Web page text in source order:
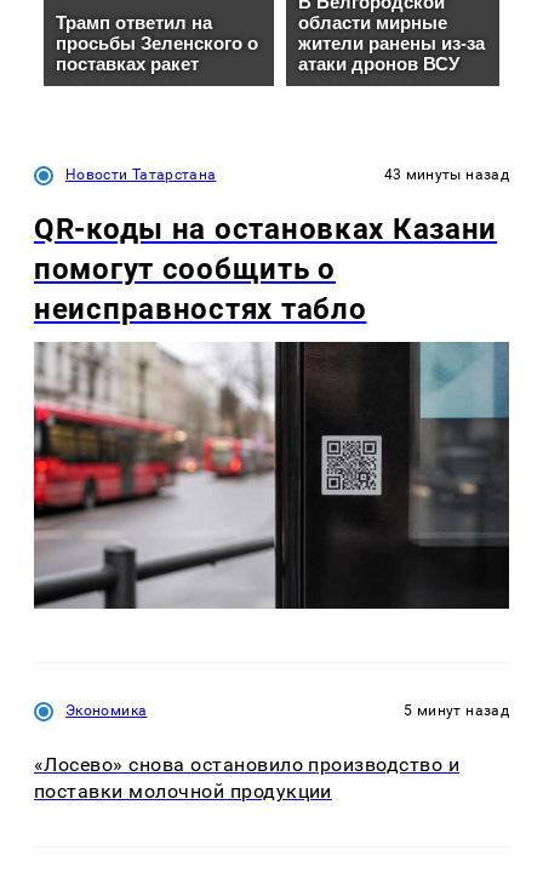
Новости Татарстана 43 минуты назад
QR-коды на остановках Казани
помогут сообщить о
неисправностях табло
Экономика 5 минут назад
«Лосево» снова остановило производство и
поставки молочной продукции